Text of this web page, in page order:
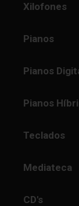
Xilofones
Pianos
Pianos
Pianos
Teclados
Mediateca
CD's